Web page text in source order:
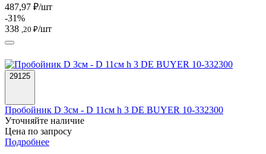
487,97 ₽/шт
-31%
338 ,20 ₽/шт
29125
Пробойник D 3см - D 11см h 3 DE BUYER 10-332300
Уточняйте наличие
Цена по запросу
Подробнее